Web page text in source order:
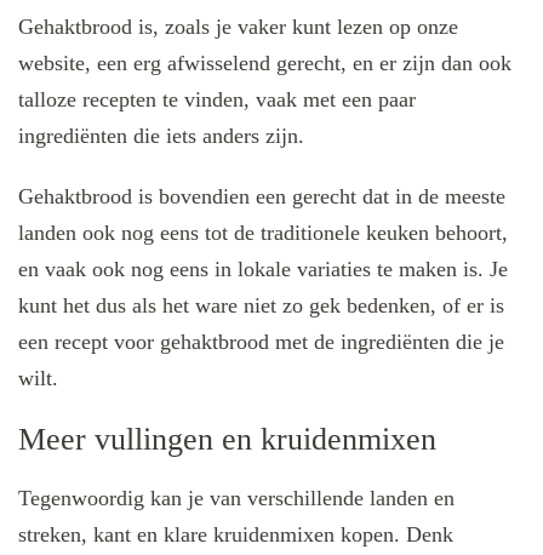
Gehaktbrood is, zoals je vaker kunt lezen op onze
website, een erg afwisselend gerecht, en er zijn dan ook
talloze recepten te vinden, vaak met een paar
ingrediënten die iets anders zijn.
Gehaktbrood is bovendien een gerecht dat in de meeste
landen ook nog eens tot de traditionele keuken behoort,
en vaak ook nog eens in lokale variaties te maken is. Je
kunt het dus als het ware niet zo gek bedenken, of er is
een recept voor gehaktbrood met de ingrediënten die je
wilt.
Meer vullingen en kruidenmixen
Tegenwoordig kan je van verschillende landen en
streken, kant en klare kruidenmixen kopen. Denk